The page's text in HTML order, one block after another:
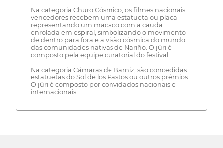
Na categoria Churo Cósmico, os filmes nacionais
vencedores recebem uma estatueta ou placa
representando um macaco com a cauda
enrolada em espiral, simbolizando o movimento
de dentro para fora e a visão cósmica do mundo
das comunidades nativas de Nariño. O júri é
composto pela equipe curatorial do festival.
Na categoria Cámaras de Barniz, são concedidas
estatuetas do Sol de los Pastos ou outros prêmios.
O júri é composto por convidados nacionais e
internacionais.